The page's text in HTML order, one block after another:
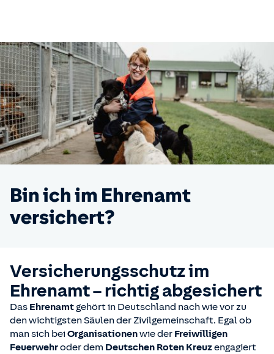
Bin ich im Ehrenamt
versichert?
Versicherungsschutz im
Ehrenamt – richtig abgesichert
Das Ehrenamt gehört in Deutschland nach wie vor zu
den wichtigsten Säulen der Zivilgemeinschaft. Egal ob
man sich beiOrganisationenwie der Freiwilligen
Feuerwehroder dem Deutschen Roten Kreuzengagiert